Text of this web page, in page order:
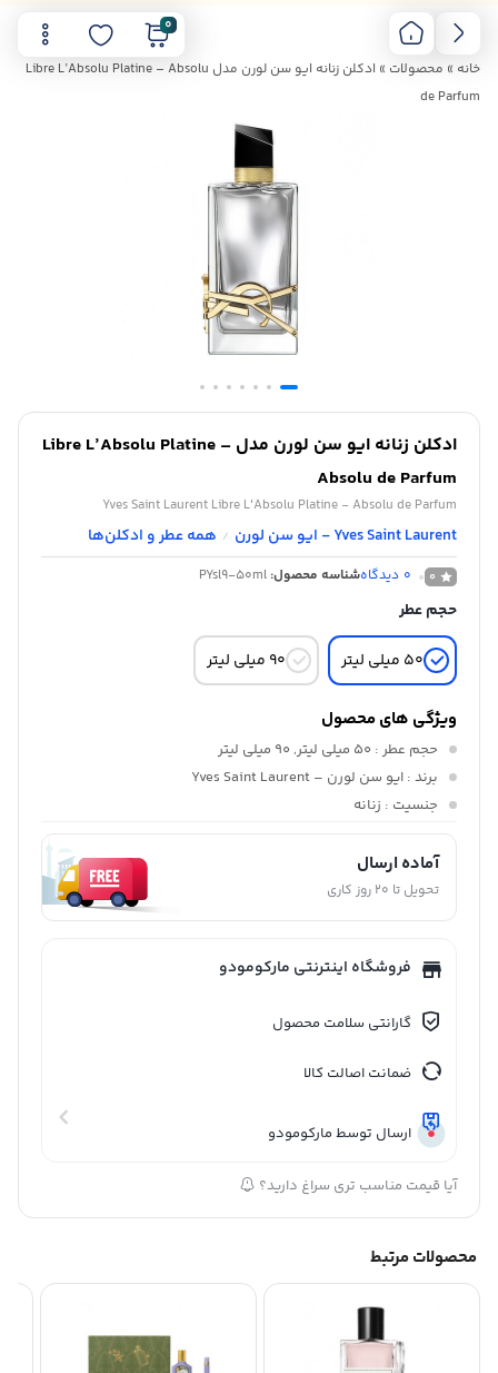
0
خانه » محصولات »
ادکلن زنانه ایو سن لورن مدل Libre L’Absolu Platine – Absolu
de Parfum
ادکلن زنانه ایو سن لورن مدل Libre L’Absolu Platine –
Absolu de Parfum
Yves Saint Laurent Libre L'Absolu Platine - Absolu de Parfum
Yves Saint Laurent - ایو سن لورن / همه عطر و ادکلن‌ها
0
0 دیدگاهشناسه محصول: PYsl9-50ml
حجم عطر
۵۰ میلی لیتر ۹۰ میلی لیتر
ویژگی های محصول
حجم عطر : ۵۰ میلی لیتر, ۹۰ میلی لیتر
برند : ایو سن لورن – Yves Saint Laurent
جنسیت : زنانه
آماده ارسال
تحویل تا 20 روز کاری
فروشگاه اینترنتی مارکومودو
گارانتی سلامت محصول
ضمانت اصالت کالا
ارسال توسط مارکومودو
آیا قیمت مناسب تری سراغ دارید؟
محصولات مرتبط